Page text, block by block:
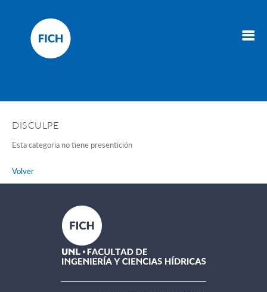
DISCULPE
Esta categoria no tiene presentición
Volver